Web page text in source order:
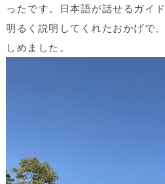
ったです。日本語が話せるガイ
明るく説明してくれたおかげで
しめました。